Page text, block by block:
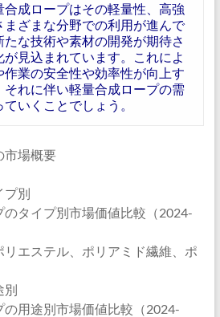
成ロープはその軽量性、高強
まざまな分野での利用が進んで
な技術や素材の開発が期待さ
見込まれています。これによ
作業の安全性や効率性が向上す
それに伴い軽量合成ロープの需
いくことでしょう。
市場概要
プ別
タイプ別市場価値比較（2024-
エステル、ポリアミド繊維、ポ
別
用途別市場価値比較（2024-